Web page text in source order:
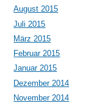
August 2015
Juli 2015
März 2015
Februar 2015
Januar 2015
Dezember 2014
November 2014